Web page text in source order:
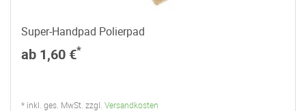
Super-Handpad Polierpad
ab 1,60 €*
* inkl. ges. MwSt. zzgl. Versandkosten